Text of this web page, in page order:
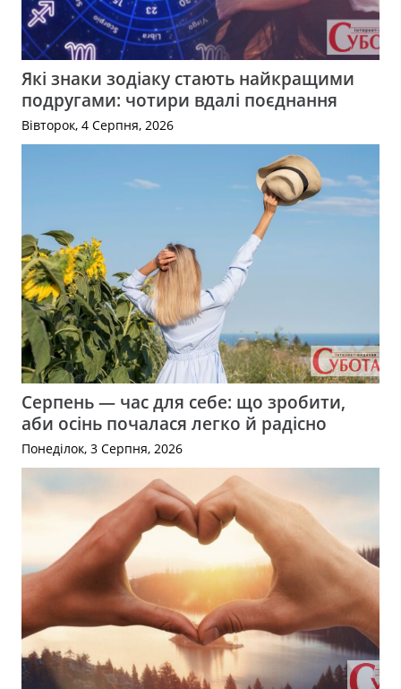
Які знаки зодіаку стають найкращими
подругами: чотири вдалі поєднання
Вівторок, 4 Серпня, 2026
Серпень — час для себе: що зробити,
аби осінь почалася легко й радісно
Понеділок, 3 Серпня, 2026